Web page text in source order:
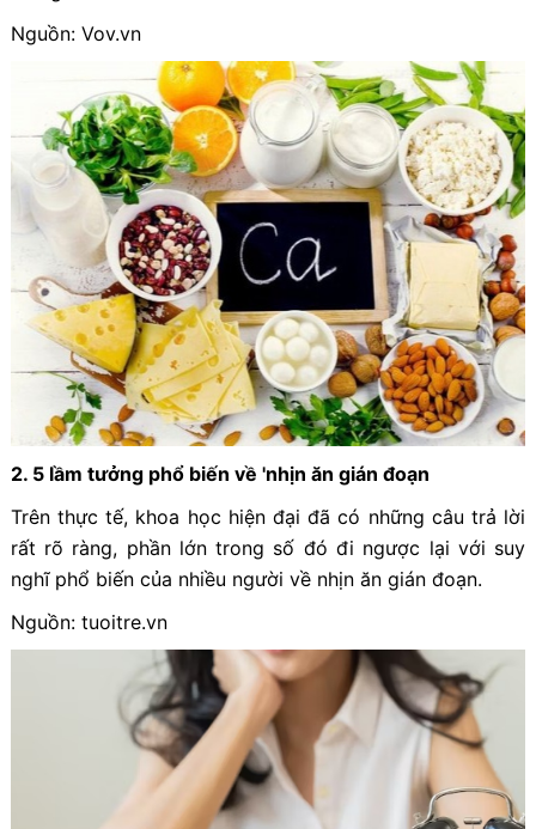
Nguồn: Vov.vn
2. 5 lầm tưởng phổ biến về 'nhịn ăn gián đoạn
Trên thực tế, khoa học hiện đại đã có những câu trả lời
rất rõ ràng, phần lớn trong số đó đi ngược lại với suy
nghĩ phổ biến của nhiều người về nhịn ăn gián đoạn.
Nguồn: tuoitre.vn